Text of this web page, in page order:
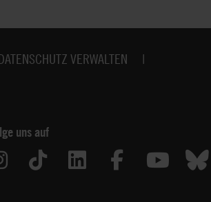
VERWALTEN
uns auf